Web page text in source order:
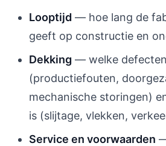
Looptijd — hoe lang de
geeft op constructie en
Dekking — welke
(productiefouten,
mechanische storingen)
is (slijtage, vlekken,
Service en voorwaarden